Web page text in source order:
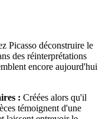
Picasso déconstruire le
des réinterprétations
encore aujourd'hui
: Créées alors qu'il
témoignent d'une